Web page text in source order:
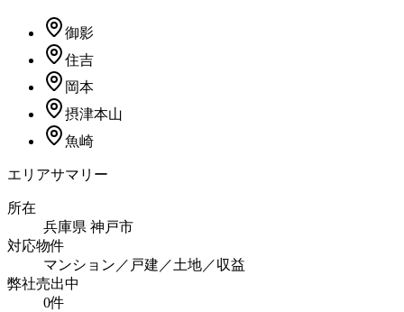
御影
住吉
岡本
摂津本山
魚崎
エリアサマリー
所在
兵庫県 神戸市
対応物件
マンション／戸建／土地／収益
弊社売出中
0件